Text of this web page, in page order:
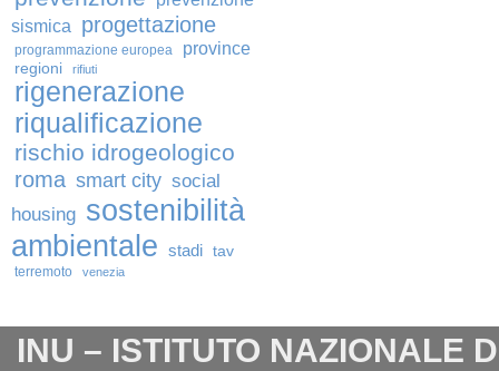
sismica
progettazione
programmazione europea province
regioni rifiuti
rigenerazione
riqualificazione
rischio idrogeologico
roma smart city social
housing sostenibilità
ambientale stadi tav
terremoto venezia
INU – ISTITUTO NAZIONALE